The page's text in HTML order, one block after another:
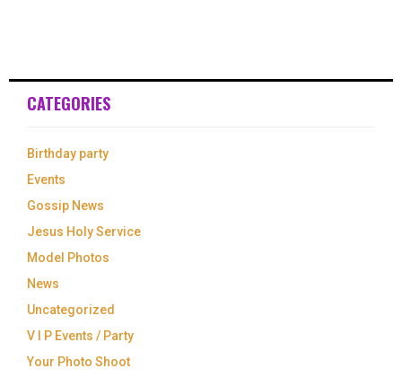
CATEGORIES
Birthday party
Events
Gossip News
Jesus Holy Service
Model Photos
News
Uncategorized
V I P Events / Party
Your Photo Shoot